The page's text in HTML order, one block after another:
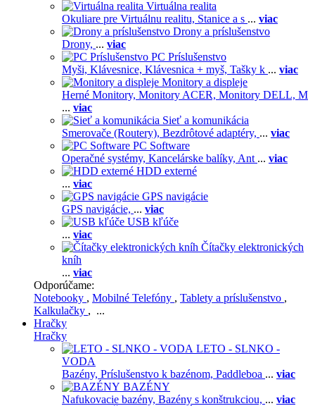
Virtuálna realita
Okuliare pre Virtuálnu realitu, Stanice a s ... viac
Drony a príslušenstvo
Drony, ... viac
PC Príslušenstvo
Myši, Klávesnice, Klávesnica + myš, Tašky k ... viac
Monitory a displeje
Herné Monitory, Monitory ACER, Monitory DELL, M
... viac
Sieť a komunikácia
Smerovače (Routery), Bezdrôtové adaptéry, ... viac
PC Software
Operačné systémy, Kancelárske balíky, Ant ... viac
HDD externé
... viac
GPS navigácie
GPS navigácie, ... viac
USB kľúče
... viac
Čítačky elektronických
kníh
... viac
Odporúčame:
Notebooky , Mobilné Telefóny , Tablety a príslušenstvo ,
Kalkulačky , ...
Hračky
Hračky
LETO - SLNKO -
VODA
Bazény, Príslušenstvo k bazénom, Paddleboa ... viac
BAZÉNY
Nafukovacie bazény, Bazény s konštrukciou, ... viac